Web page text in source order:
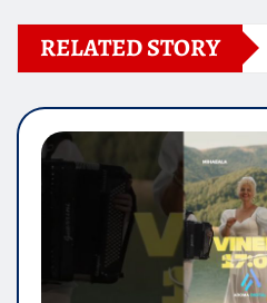
RELATED STORY